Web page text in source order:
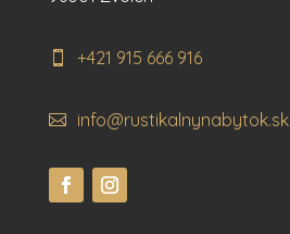
+421 915 666 916
info@rustikalnynabytok.sk